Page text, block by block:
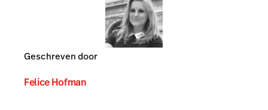
Geschreven door
Felice Hofman